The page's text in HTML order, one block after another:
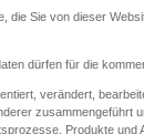
die Sie von dieser
dürfen für die
verändert,
zusammengeführt
Produkte und